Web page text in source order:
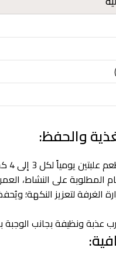
والحفظ:
يومياً لكل 3 إلى 4 كجم من وزن الجسم.
المطلوبة على النشاط،
الغرفة لتعزيز النكهة؛
عذبة ونظيفة بجانب